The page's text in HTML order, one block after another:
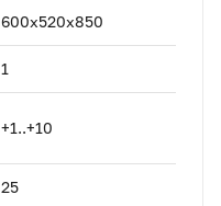
600х520х850
1
+1..+10
25